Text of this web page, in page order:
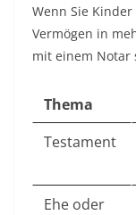
Wenn Sie
Vermögen in
mit einem Notar
Thema
Testament
Ehe oder